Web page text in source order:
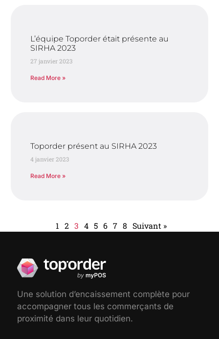
L’équipe Toporder était présente au
SIRHA 2023
27 janvier 2023
Read More »
Toporder présent au SIRHA 2023
4 janvier 2023
Read More »
1 2 3 4 5 6 7 8 Suivant »
Une solution d’encaissement complète pour
accompagner tous les commerçants de
proximité dans leur quotidien.